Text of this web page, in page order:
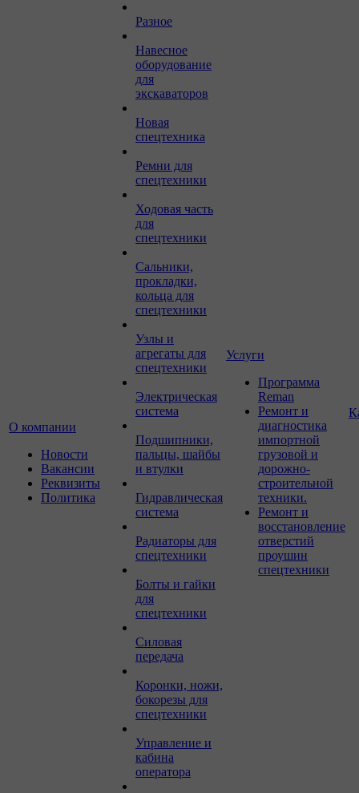
О компании
Новости
Вакансии
Реквизиты
Политика
Разное
Навесное
оборудование
для
экскаваторов
Новая
спецтехника
Ремни для
спецтехники
Ходовая часть
для
спецтехники
Сальники,
прокладки,
кольца для
спецтехники
Узлы и
агрегаты для
спецтехники
Электрическая
система
Подшипники,
пальцы, шайбы
и втулки
Гидравлическая
система
Радиаторы для
спецтехники
Болты и гайки
для
спецтехники
Силовая
передача
Коронки, ножи,
бокорезы для
спецтехники
Управление и
кабина
оператора
Услуги
Программа
Reman
Ремонт и
диагностика
импортной
грузовой и
дорожно-
строительной
техники.
Ремонт и
восстановление
отверстий
проушин
спецтехники